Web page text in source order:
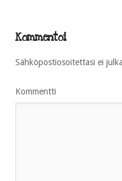
Kommentoi
Sähköpostiosoitettasi ei
Kommentti